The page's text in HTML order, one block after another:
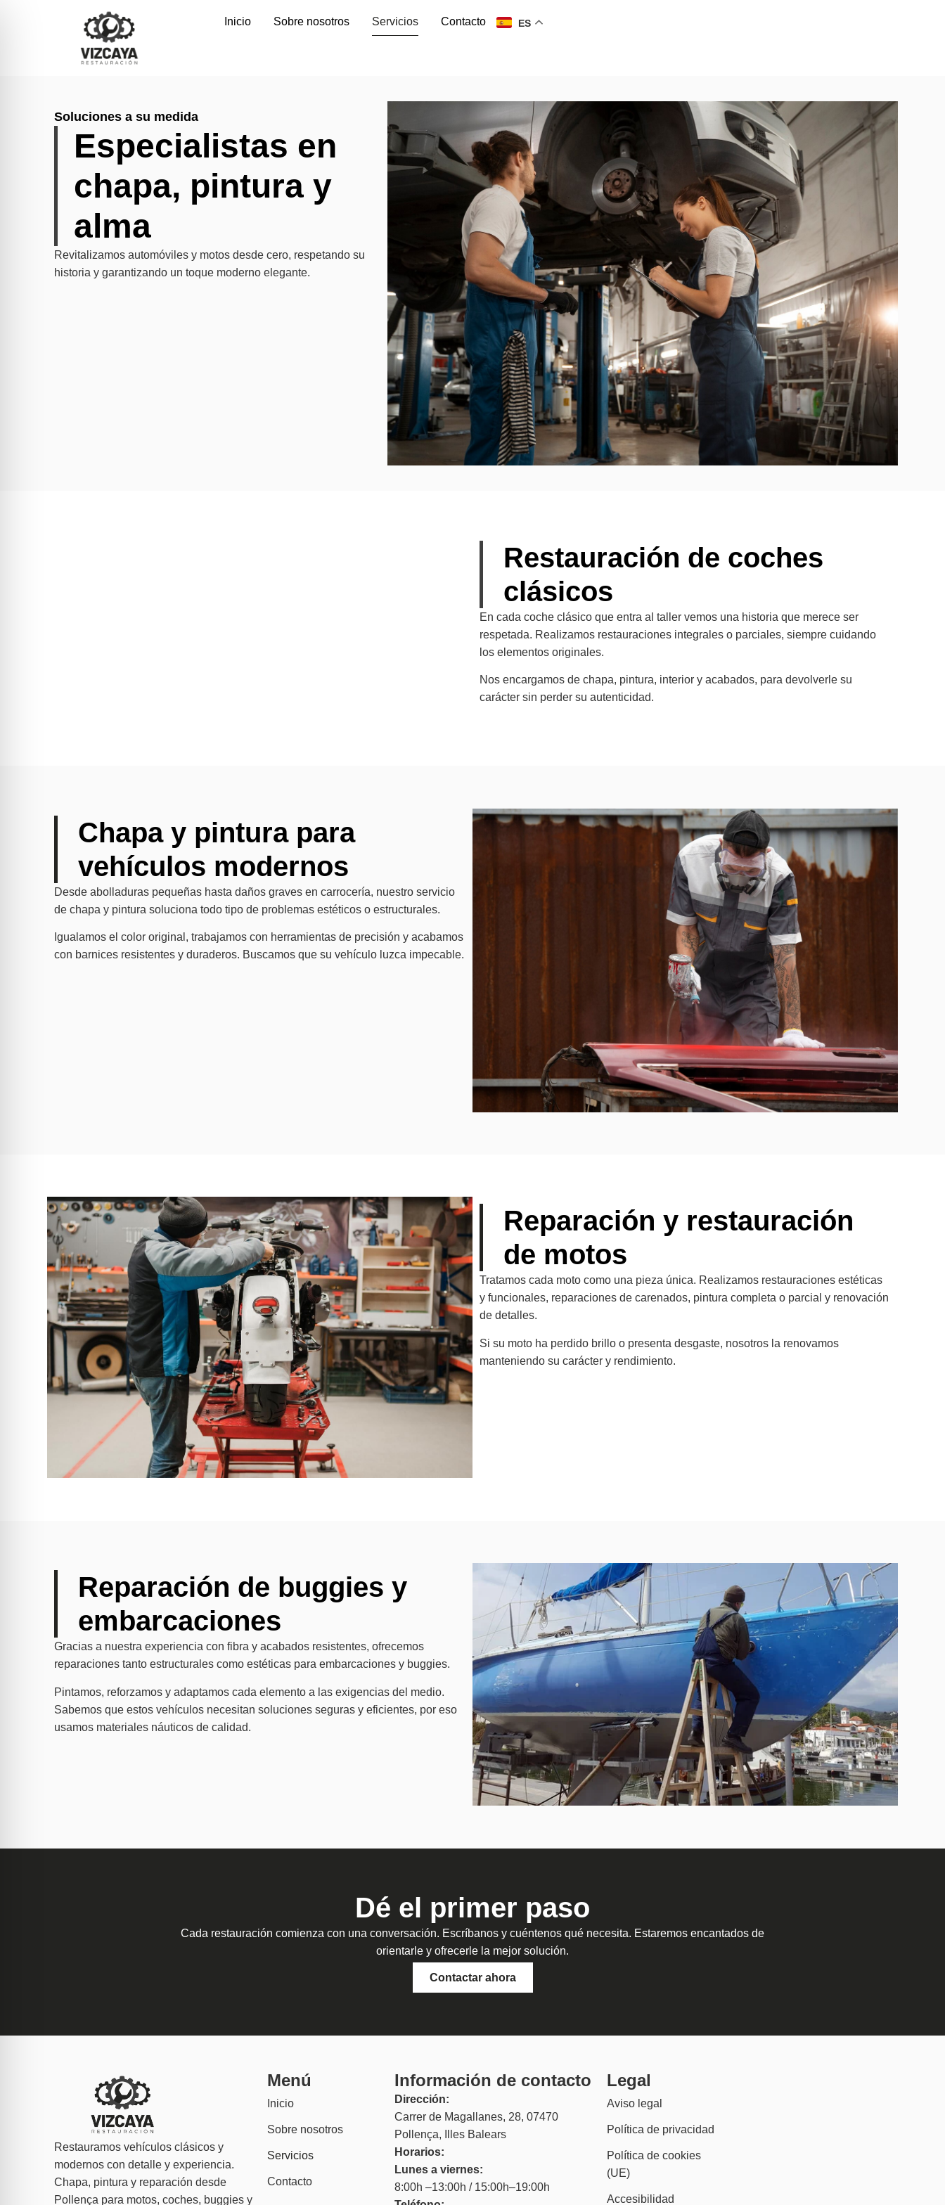
Inicio Sobre nosotros Servicios Contacto ES
Soluciones a su medida
Especialistas en
chapa, pintura y
alma
Revitalizamos automóviles y motos desde cero, respetando su
historia y garantizando un toque moderno elegante.
Restauración de coches
clásicos
En cada coche clásico que entra al taller vemos una historia que merece ser
respetada. Realizamos restauraciones integrales o parciales, siempre cuidando
los elementos originales.
Nos encargamos de chapa, pintura, interior y acabados, para devolverle su
carácter sin perder su autenticidad.
Chapa y pintura para
vehículos modernos
Desde abolladuras pequeñas hasta daños graves en carrocería, nuestro servicio
de chapa y pintura soluciona todo tipo de problemas estéticos o estructurales.
Igualamos el color original, trabajamos con herramientas de precisión y acabamos
con barnices resistentes y duraderos. Buscamos que su vehículo luzca impecable.
Reparación y restauración
de motos
Tratamos cada moto como una pieza única. Realizamos restauraciones estéticas
y funcionales, reparaciones de carenados, pintura completa o parcial y renovación
de detalles.
Si su moto ha perdido brillo o presenta desgaste, nosotros la renovamos
manteniendo su carácter y rendimiento.
Reparación de buggies y
embarcaciones
Gracias a nuestra experiencia con fibra y acabados resistentes, ofrecemos
reparaciones tanto estructurales como estéticas para embarcaciones y buggies.
Pintamos, reforzamos y adaptamos cada elemento a las exigencias del medio.
Sabemos que estos vehículos necesitan soluciones seguras y eficientes, por eso
usamos materiales náuticos de calidad.
Dé el primer paso
Cada restauración comienza con una conversación. Escríbanos y cuéntenos qué necesita. Estaremos encantados de
orientarle y ofrecerle la mejor solución.
Contactar ahora
Restauramos vehículos clásicos y
modernos con detalle y experiencia.
Chapa, pintura y reparación desde
Pollença para motos, coches, buggies y
Menú
Inicio
Sobre nosotros
Servicios
Contacto
Información de contacto
Dirección:
Carrer de Magallanes, 28, 07470
Pollença, Illes Balears
Horarios:
Lunes a viernes:
8:00h –13:00h / 15:00h–19:00h
Legal
Aviso legal
Política de privacidad
Política de cookies
(UE)
Accesibilidad